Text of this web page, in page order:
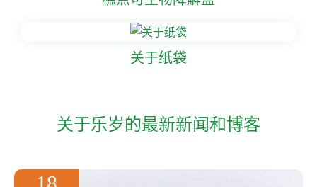
关于纸袋
关于乐岁的最新新闻和博客